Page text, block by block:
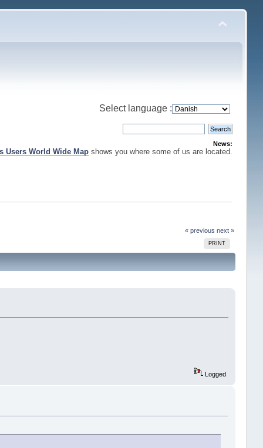
Select language :
News:
Users World Wide Map shows you where some of us are located.
« previous next »
PRINT
Logged